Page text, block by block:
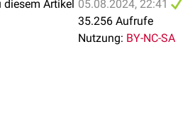
diesem Artikel 05.08.2024, 22:41
35.256 Aufrufe
Nutzung: BY-NC-SA